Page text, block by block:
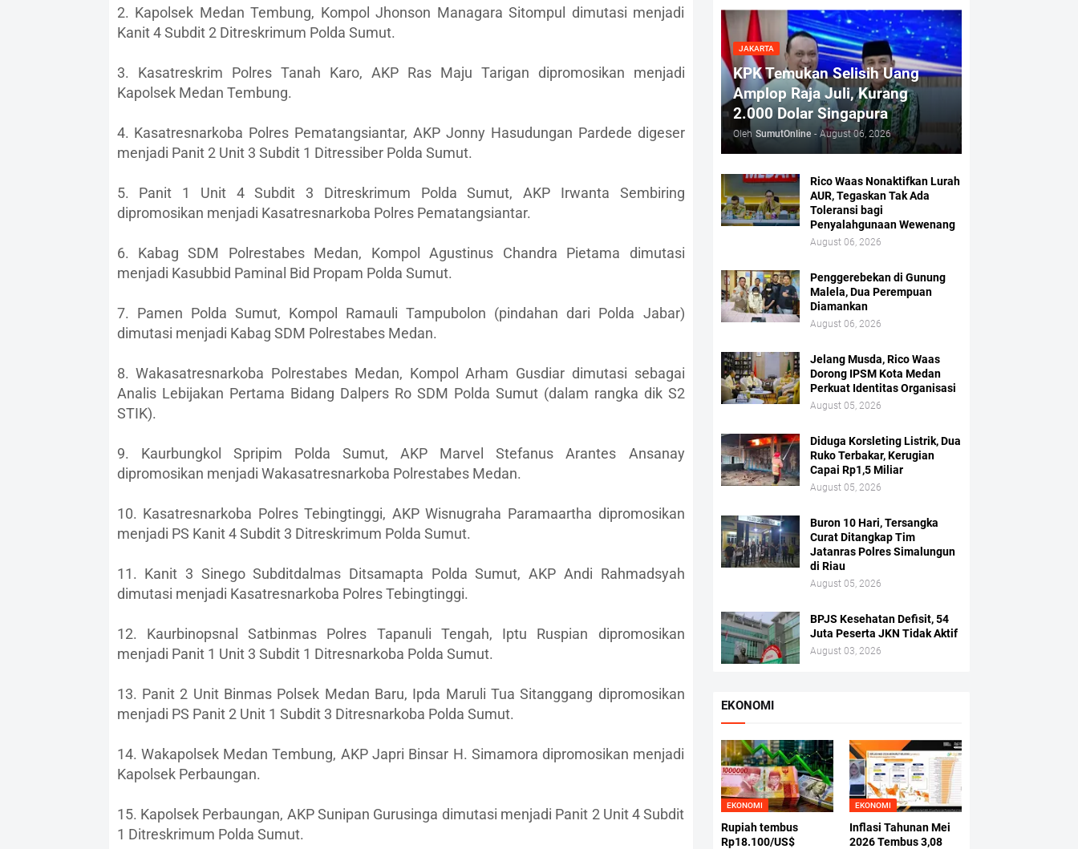
2. Kapolsek Medan Tembung, Kompol Jhonson Managara Sitompul dimutasi menjadi
Kanit 4 Subdit 2 Ditreskrimum Polda Sumut.
3. Kasatreskrim Polres Tanah Karo, AKP Ras Maju Tarigan dipromosikan menjadi
Kapolsek Medan Tembung.
4. Kasatresnarkoba Polres Pematangsiantar, AKP Jonny Hasudungan Pardede digeser
menjadi Panit 2 Unit 3 Subdit 1 Ditressiber Polda Sumut.
5. Panit 1 Unit 4 Subdit 3 Ditreskrimum Polda Sumut, AKP Irwanta Sembiring
dipromosikan menjadi Kasatresnarkoba Polres Pematangsiantar.
6. Kabag SDM Polrestabes Medan, Kompol Agustinus Chandra Pietama dimutasi
menjadi Kasubbid Paminal Bid Propam Polda Sumut.
7. Pamen Polda Sumut, Kompol Ramauli Tampubolon (pindahan dari Polda Jabar)
dimutasi menjadi Kabag SDM Polrestabes Medan.
8. Wakasatresnarkoba Polrestabes Medan, Kompol Arham Gusdiar dimutasi sebagai
Analis Lebijakan Pertama Bidang Dalpers Ro SDM Polda Sumut (dalam rangka dik S2
STIK).
9. Kaurbungkol Spripim Polda Sumut, AKP Marvel Stefanus Arantes Ansanay
dipromosikan menjadi Wakasatresnarkoba Polrestabes Medan.
10. Kasatresnarkoba Polres Tebingtinggi, AKP Wisnugraha Paramaartha dipromosikan
menjadi PS Kanit 4 Subdit 3 Ditreskrimum Polda Sumut.
11. Kanit 3 Sinego Subditdalmas Ditsamapta Polda Sumut, AKP Andi Rahmadsyah
dimutasi menjadi Kasatresnarkoba Polres Tebingtinggi.
12. Kaurbinopsnal Satbinmas Polres Tapanuli Tengah, Iptu Ruspian dipromosikan
menjadi Panit 1 Unit 3 Subdit 1 Ditresnarkoba Polda Sumut.
13. Panit 2 Unit Binmas Polsek Medan Baru, Ipda Maruli Tua Sitanggang dipromosikan
menjadi PS Panit 2 Unit 1 Subdit 3 Ditresnarkoba Polda Sumut.
14. Wakapolsek Medan Tembung, AKP Japri Binsar H. Simamora dipromosikan menjadi
Kapolsek Perbaungan.
15. Kapolsek Perbaungan, AKP Sunipan Gurusinga dimutasi menjadi Panit 2 Unit 4 Subdit
1 Ditreskrimum Polda Sumut.
JAKARTA
KPK Temukan Selisih Uang
Amplop Raja Juli, Kurang
2.000 Dolar Singapura
Oleh SumutOnline - August 06, 2026
Rico Waas Nonaktifkan Lurah
AUR, Tegaskan Tak Ada
Toleransi bagi
Penyalahgunaan Wewenang
August 06, 2026
Penggerebekan di Gunung
Malela, Dua Perempuan
Diamankan
August 06, 2026
Jelang Musda, Rico Waas
Dorong IPSM Kota Medan
Perkuat Identitas Organisasi
August 05, 2026
Diduga Korsleting Listrik, Dua
Ruko Terbakar, Kerugian
Capai Rp1,5 Miliar
August 05, 2026
Buron 10 Hari, Tersangka
Curat Ditangkap Tim
Jatanras Polres Simalungun
di Riau
August 05, 2026
BPJS Kesehatan Defisit, 54
Juta Peserta JKN Tidak Aktif
August 03, 2026
EKONOMI
EKONOMI
Rupiah tembus
Rp18.100/US$
EKONOMI
Inflasi Tahunan Mei
2026 Tembus 3,08